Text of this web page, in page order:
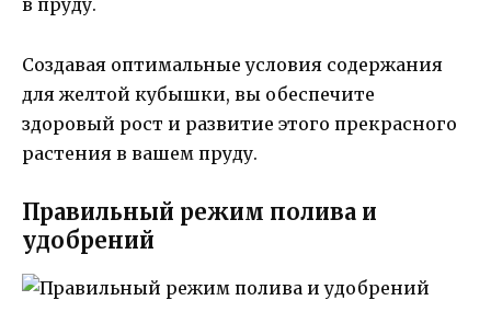
в пруду.
Создавая оптимальные условия содержания
для желтой кубышки, вы обеспечите
здоровый рост и развитие этого прекрасного
растения в вашем пруду.
Правильный режим полива и
удобрений